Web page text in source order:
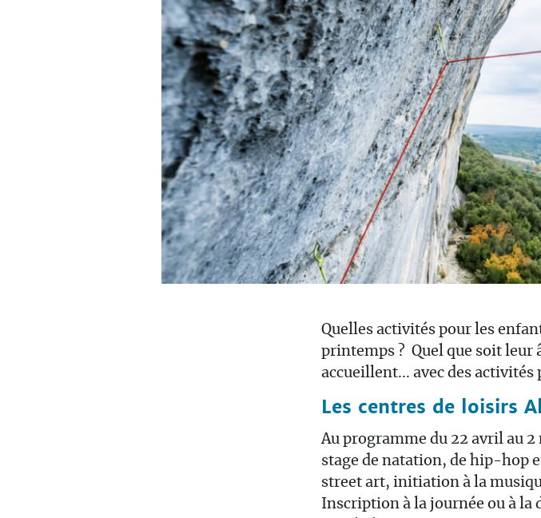
Quelles activités pour les
printemps ? Quel que soit leur
accueillent... avec des activités
Les centres de loisirs
Au programme du 22 avril au
stage de natation, de hip-hop
street art, initiation à la
Inscription à la journée ou à